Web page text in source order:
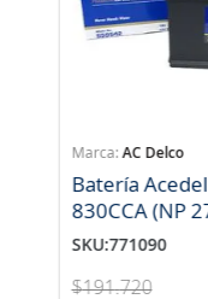
AC Delco
Batería
830CCA (NP
SKU:771090
$191.720